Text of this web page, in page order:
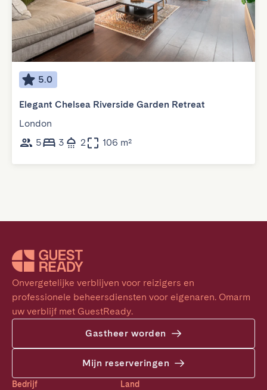
5.0
Elegant Chelsea Riverside Garden Retreat
London
5
3 2 106 m²
Onvergetelijke verblijven voor reizigers en
professionele beheersdiensten voor eigenaren. Omarm
uw verblijf met GuestReady.
Gastheer worden
Mijn reserveringen
Bedrijf Land